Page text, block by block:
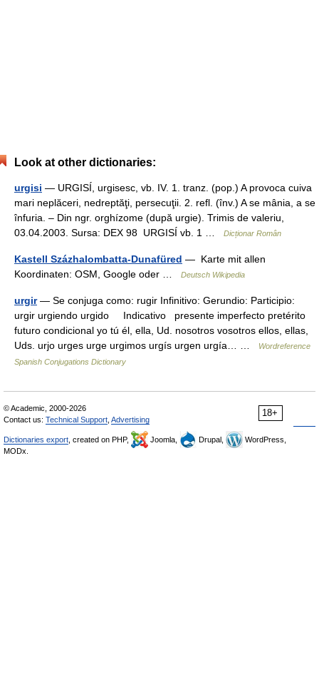
Look at other dictionaries:
urgisi — URGISÍ, urgisesc, vb. IV. 1. tranz. (pop.) A provoca cuiva
mari neplăceri, nedreptăţi, persecuţii. 2. refl. (înv.) A se mânia, a se
înfuria. – Din ngr. orghízome (după urgie). Trimis de valeriu,
03.04.2003. Sursa: DEX 98 URGISÍ vb. 1 …
Dicționar Român
Kastell Százhalombatta-Dunafüred — Karte mit allen
Koordinaten: OSM, Google oder …
Deutsch Wikipedia
urgir— Se conjuga como: rugir Infinitivo: Gerundio: Participio:
urgir urgiendo urgido Indicativo presente imperfecto pretérito
futuro condicional yo tú él, ella, Ud. nosotros vosotros ellos, ellas,
Uds. urjo urges urge urgimos urgís urgen urgía… …
Wordreference
Spanish Conjugations Dictionary
18+
© Academic, 2000-2026
Contact us: Technical Support Advertising
Dictionaries export , created on PHP, Joomla, Drupal,
WordPress,
MODx.